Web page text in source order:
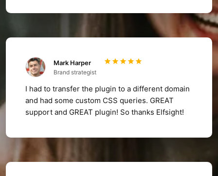
Mark Harper
Brand strategist
I had to transfer the plugin to a different domain
and had some custom CSS queries. GREAT
support and GREAT plugin! So thanks Elfsight!